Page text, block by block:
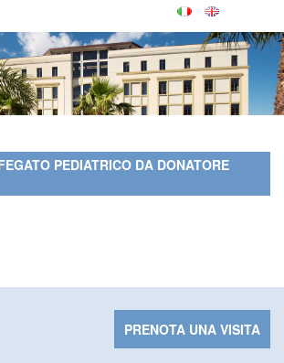
PEDIATRICO DA DONATORE
PRENOTA UNA VISITA